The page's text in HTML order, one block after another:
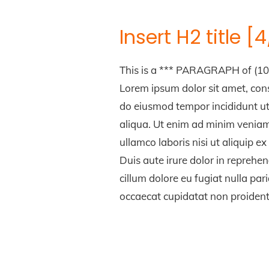
Insert H2 title
This is a *** PARAGRAPH of
Lorem ipsum dolor sit amet,
do eiusmod tempor incididunt
aliqua. Ut enim ad minim
ullamco laboris nisi ut aliquip
Duis aute irure dolor in
cillum dolore eu fugiat nulla
occaecat cupidatat non